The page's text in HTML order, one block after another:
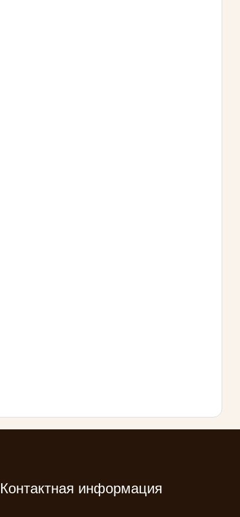
Контактная информация